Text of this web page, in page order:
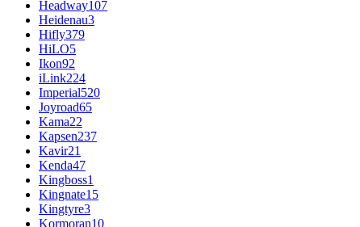
Headway107
Heidenau3
Hifly379
HiLO5
Ikon92
iLink224
Imperial520
Joyroad65
Kama22
Kapsen237
Kavir21
Kenda47
Kingboss1
Kingnate15
Kingtyre3
Kormoran10